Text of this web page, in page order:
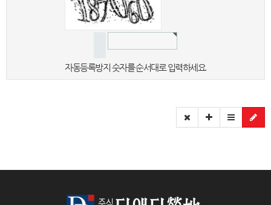
자동등록방지 숫자를 순서대로 입력하세요.